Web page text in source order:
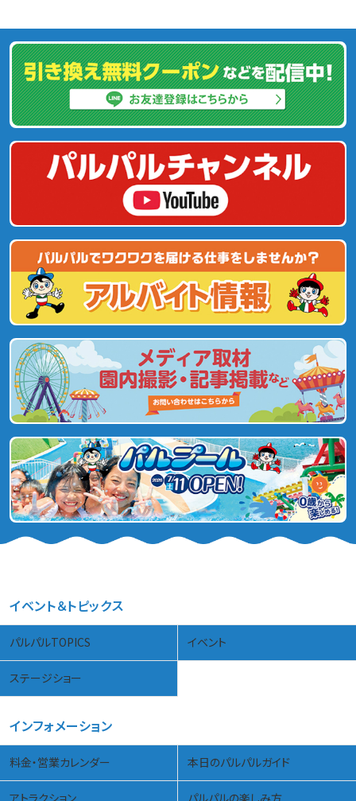
イベント＆トピックス
パルパルTOPICS イベント
ステージショー
インフォメーション
料金・営業カレンダー 本日のパルパルガイド